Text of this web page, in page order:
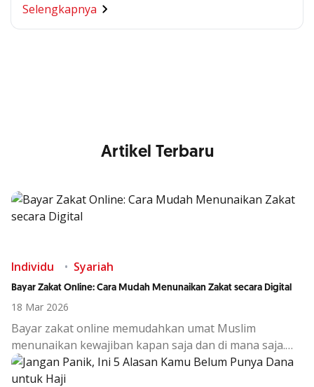
Selengkapnya
Segala Kemudahan Ada
di Satu Genggaman
Artikel Terbaru
Individu Syariah
Bayar Zakat Online: Cara Mudah Menunaikan Zakat secara Digital
18 Mar 2026
Bayar zakat online memudahkan umat Muslim
menunaikan kewajiban kapan saja dan di mana saja.
Simak cara bayar zakat online serta manfaatnya di era
digital.